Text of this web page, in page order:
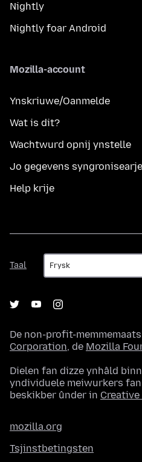
Nightly
Nightly foar Android
Mozilla-account
Ynskriuwe/Oanmelde
Wat is dit?
Wachtwurd opnij ynstelle
Jo gegevens syngronisearje
Help krije
Taal
Taal
De non-profit-
Corporation, de Mozilla
Dielen fan dizze ynhâld
yndividuele meiwurkers
beskikber ûnder in
mozilla.org
Tsjinstbetingsten